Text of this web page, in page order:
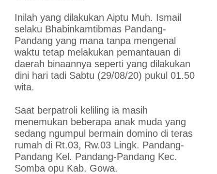
Inilah yang dilakukan Aiptu Muh. Ismail
selaku Bhabinkamtibmas Pandang-
Pandang yang mana tanpa mengenal
waktu tetap melakukan pemantauan di
daerah binaannya seperti yang dilakukan
dini hari tadi Sabtu (29/08/20) pukul 01.50
wita.
Saat berpatroli keliling ia masih
menemukan beberapa anak muda yang
sedang ngumpul bermain domino di teras
rumah di Rt.03, Rw.03 Lingk. Pandang-
Pandang Kel. Pandang-Pandang Kec.
Somba opu Kab. Gowa.